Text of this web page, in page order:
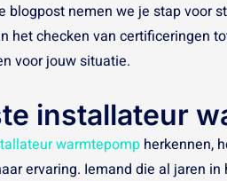
blogpost nemen we je stap voor
het checken van certificeringen
voor jouw situatie.
installateur
warmtepomp herkennen,
ervaring. Iemand die al jaren